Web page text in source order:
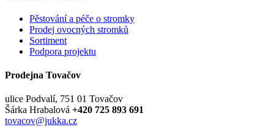
Pěstování a péče o stromky
Prodej ovocných stromků
Sortiment
Podpora projektu
Prodejna Tovačov
ulice Podvalí, 751 01 Tovačov
Šárka Hrabalová +420 725 893 691
tovacov@jukka.cz